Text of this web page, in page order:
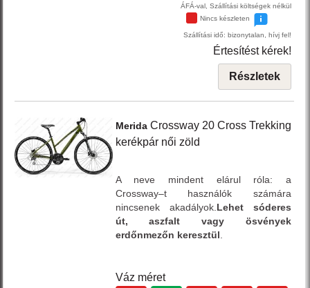
ÁFÁ-val, Szállítási költségek nélkül
Nincs készleten
Szállítási idő: bizonytalan, hívj fel!
Értesítést kérek!
Részletek
Merida Crossway 20 Cross Trekking
kerékpár női zöld
A neve mindent elárul róla: a
Crossway–t használók számára
nincsenek akadályok. Lehet sóderes
út, aszfalt vagy ösvények
erdőnmezőn keresztül
Váz méret